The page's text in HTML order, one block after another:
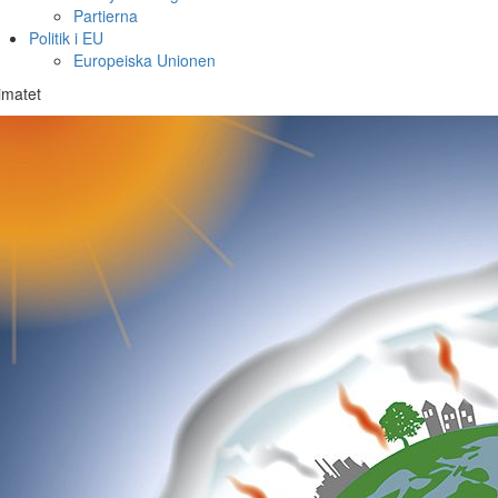
Partierna
Politik i EU
Europeiska Unionen